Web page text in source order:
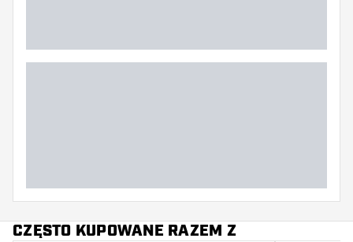
Kształt lotki
CZĘSTO KUPOWANE RAZEM Z